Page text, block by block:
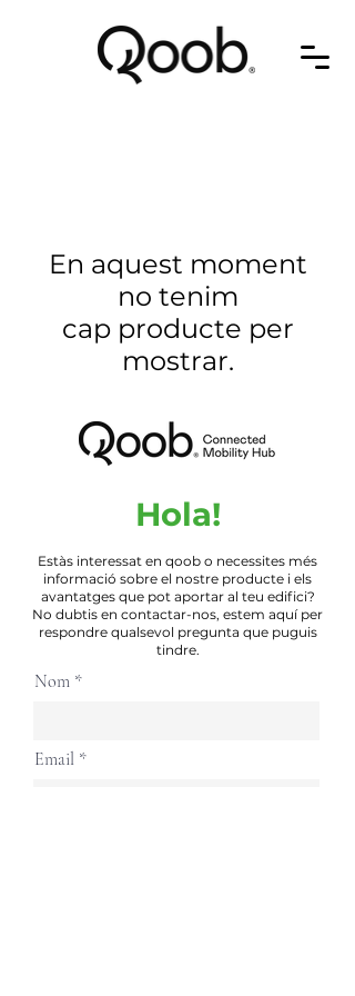
En aquest moment
no tenim
cap producte per
mostrar.
Hola!
Estàs interessat en qoob o necessites més
informació sobre el nostre producte i els
avantatges que pot aportar al teu edifici?
No dubtis en contactar-nos, estem aquí per
respondre qualsevol pregunta que puguis
tindre.
Nom
Email